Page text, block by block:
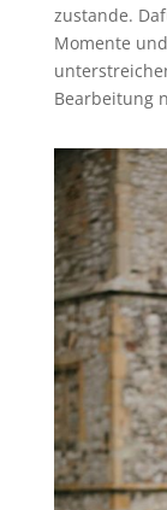
zustande.
Momente
Bearbeitung